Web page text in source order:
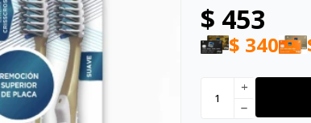
$ 453
$ 340
add
remove